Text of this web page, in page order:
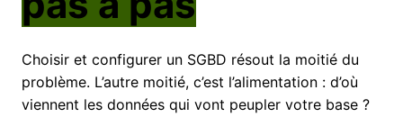
Choisir et configurer un SGBD résout la moitié du
problème. L’autre moitié, c’est l’alimentation : d’où
viennent les données qui vont peupler votre base ?